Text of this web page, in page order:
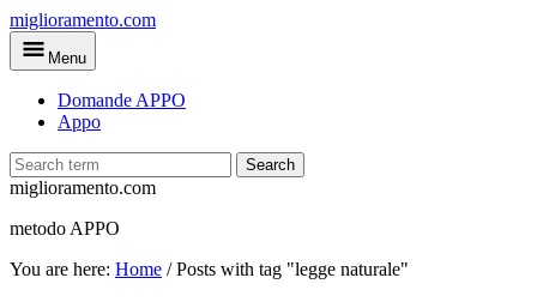
Skip
to
main
miglioramento.com
Menu
Domande APPO
Appo
Search
miglioramento.com
metodo APPO
You are here: Home /Posts with tag "legge naturale"